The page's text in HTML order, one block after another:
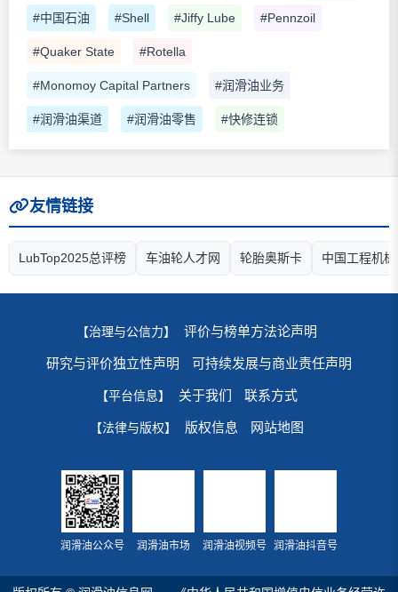
#中国石油 #Shell #Jiffy Lube #Pennzoil
#Quaker State #Rotella
#Monomoy Capital Partners #润滑油业务
#润滑油渠道 #润滑油零售 #快修连锁
友情链接
LubTop2025总评榜 车油轮人才网 轮胎奥斯卡 中国工程机
【治理与公信力】 评价与榜单方法论声明
研究与评价独立性声明 可持续发展与商业责任声明
【平台信息】 关于我们 联系方式
【法律与版权】 版权信息 网站地图
润滑油公众号 润滑油市场 润滑油视频号 润滑油抖音号